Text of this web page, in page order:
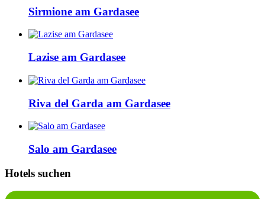
Sirmione am Gardasee
Lazise am Gardasee
Riva del Garda am Gardasee
Salo am Gardasee
Hotels suchen